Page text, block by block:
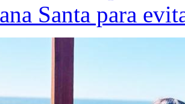
Santa para